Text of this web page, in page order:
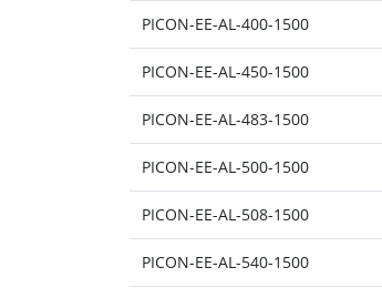
PICON-EE-AL-400-1500
PICON-EE-AL-450-1500
PICON-EE-AL-483-1500
PICON-EE-AL-500-1500
PICON-EE-AL-508-1500
PICON-EE-AL-540-1500